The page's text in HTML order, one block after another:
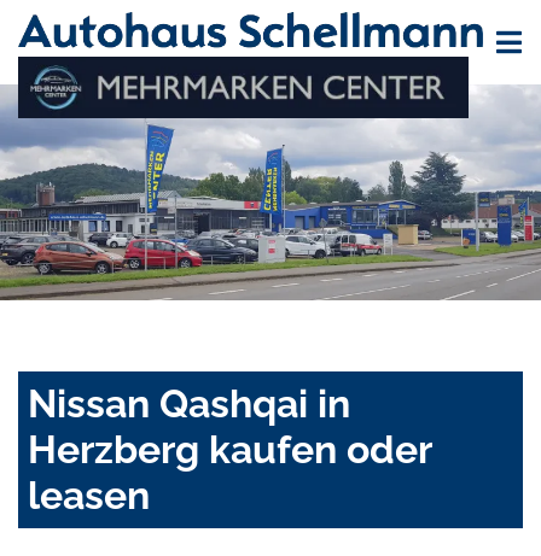
Nissan Qashqai in
Herzberg kaufen oder
leasen